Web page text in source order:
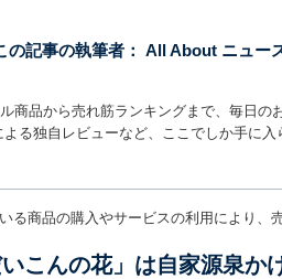
の記事の執筆者： All About ニュー
商品から売れ筋ランキングまで、毎日
る独自レビューなど、ここでしか手に入
る商品の購入やサービスの利用により、
いこんの花」は自家源泉か